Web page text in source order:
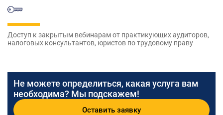
Доступ к закрытым вебинарам от практикующих аудиторов,
налоговых консультантов, юристов по трудовому праву
Не можете определиться, какая услуга вам
необходима? Мы подскажем!
Оставить заявку